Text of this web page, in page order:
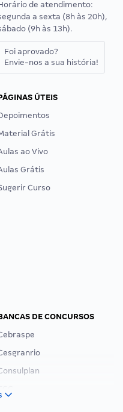
de atendimento:
a sexta (8h às 20h),
(9h às 13h).
Foi aprovado?
Envie-nos a sua história!
ÚTEIS
Grátis
ao Vivo
Grátis
Curso
DE CONCURSOS